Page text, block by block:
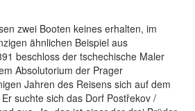
zwei Booten keines erhalten, im
ähnlichen Beispiel aus
beschloss der tschechische Maler
Absolutorium der Prager
Jahren des Reisens sich auf dem
suchte sich das Dorf Postřekov /